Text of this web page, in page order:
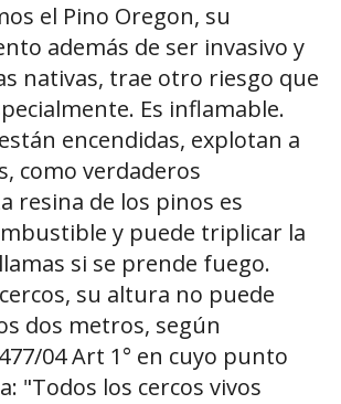
el Pino Oregon, su
además de ser invasivo y
nativas, trae otro riesgo que
Es inflamable.
encendidas, explotan a
como verdaderos
resina de los pinos es
y puede triplicar la
si se prende fuego.
su altura no puede
dos metros, según
04 Art 1° en cuyo punto
"Todos los cercos vivos